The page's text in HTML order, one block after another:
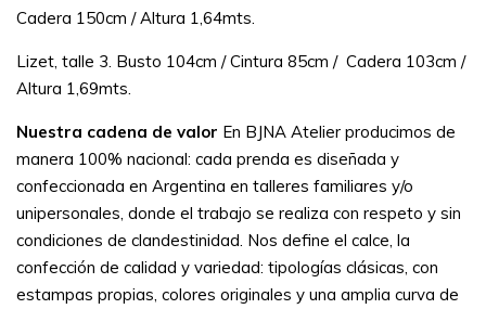
Cadera 150cm / Altura 1,64mts.
Lizet, talle 3. Busto 104cm / Cintura 85cm / Cadera 103cm /
Altura 1,69mts.
Nuestra cadena de valor En BJNA Atelier producimos de
manera 100% nacional: cada prenda es diseñada y
confeccionada en Argentina en talleres familiares y/o
unipersonales, donde el trabajo se realiza con respeto y sin
condiciones de clandestinidad. Nos define el calce, la
confección de calidad y variedad: tipologías clásicas, con
estampas propias, colores originales y una amplia curva de